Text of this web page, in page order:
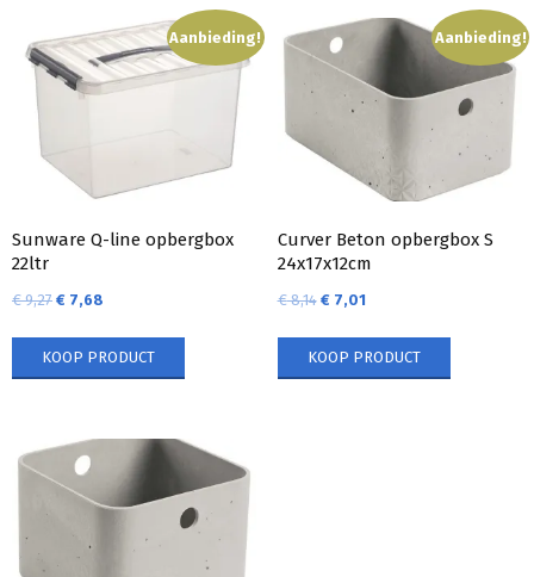
Aanbieding!
Sunware Q-line opbergbox
22ltr
€9,27 € 7,68
KOOP PRODUCT
Aanbieding!
Curver Beton opbergbox S
24x17x12cm
€8,14 €7,01
KOOP PRODUCT